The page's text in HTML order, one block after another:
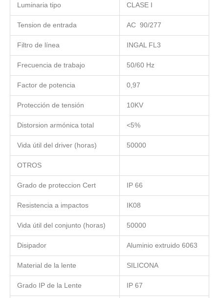
Luminaria tipo CLASE I
Tension de entrada AC 90/277
Filtro de línea INGAL FL3
Frecuencia de trabajo 50/60 Hz
Factor de potencia 0,97
Protección de tensión 10KV
Distorsion armónica total <5%
Vida útil del driver (horas) 50000
OTROS
Grado de proteccion Cert IP 66
Resistencia a impactos IK08
Vida útil del conjunto (horas) 50000
Disipador Aluminio extruido 6063
Material de la lente SILICONA
Grado IP de la Lente IP 67